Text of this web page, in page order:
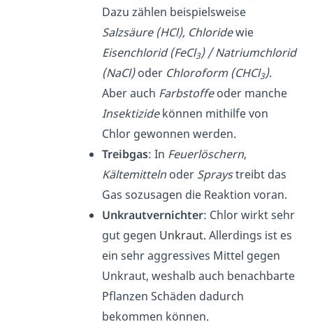
Dazu zählen beispielsweise
Salzsäure (HCl), Chloridewie
Eisenchlorid (FeCl3) / Natriumchlorid
(NaCl)oder Chloroform (CHCl3).
Aber auch Farbstoffeoder manche
Insektizidekönnen mithilfe von
Chlor gewonnen werden.
Treibgas: In Feuerlöschern,
Kältemittelnoder Spraystreibt das
Gas sozusagen die Reaktion voran.
Unkrautvernichter: Chlor wirkt sehr
gut gegen Unkraut. Allerdings ist es
ein sehr aggressives Mittel gegen
Unkraut, weshalb auch benachbarte
Pflanzen Schäden dadurch
bekommen können.